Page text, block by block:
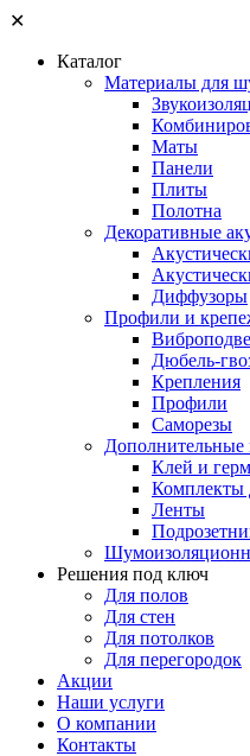
✕
Каталог
Материалы для
Маты
Панели
Плиты
Полотна
Декоративные
Диффузоры
Профили и
Дюбель-
Крепления
Профили
Саморезы
Дополнительные
Клей и
Комплекты
Ленты
Решения под ключ
Для полов
Для стен
Для потолков
Для перегородок
Акции
Наши услуги
О компании
Контакты